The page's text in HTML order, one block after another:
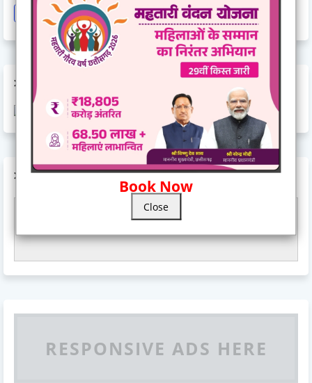
Book Now
Close
Train Cancel
Uttarpradesh Weather
AD CODE
RESPONSIVE ADS HERE